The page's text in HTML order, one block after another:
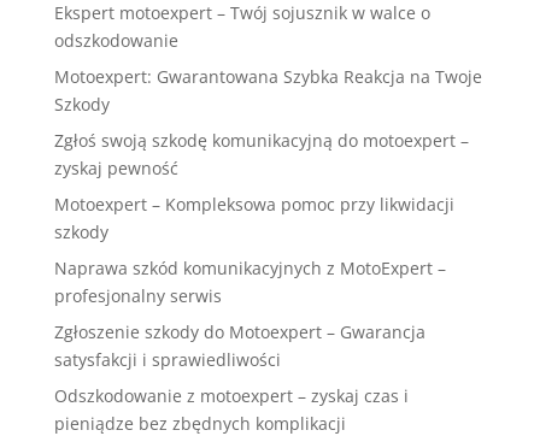
Ekspert motoexpert – Twój sojusznik w walce o
odszkodowanie
Motoexpert: Gwarantowana Szybka Reakcja na Twoje
Szkody
Zgłoś swoją szkodę komunikacyjną do motoexpert –
zyskaj pewność
Motoexpert – Kompleksowa pomoc przy likwidacji
szkody
Naprawa szkód komunikacyjnych z MotoExpert –
profesjonalny serwis
Zgłoszenie szkody do Motoexpert – Gwarancja
satysfakcji i sprawiedliwości
Odszkodowanie z motoexpert – zyskaj czas i
pieniądze bez zbędnych komplikacji